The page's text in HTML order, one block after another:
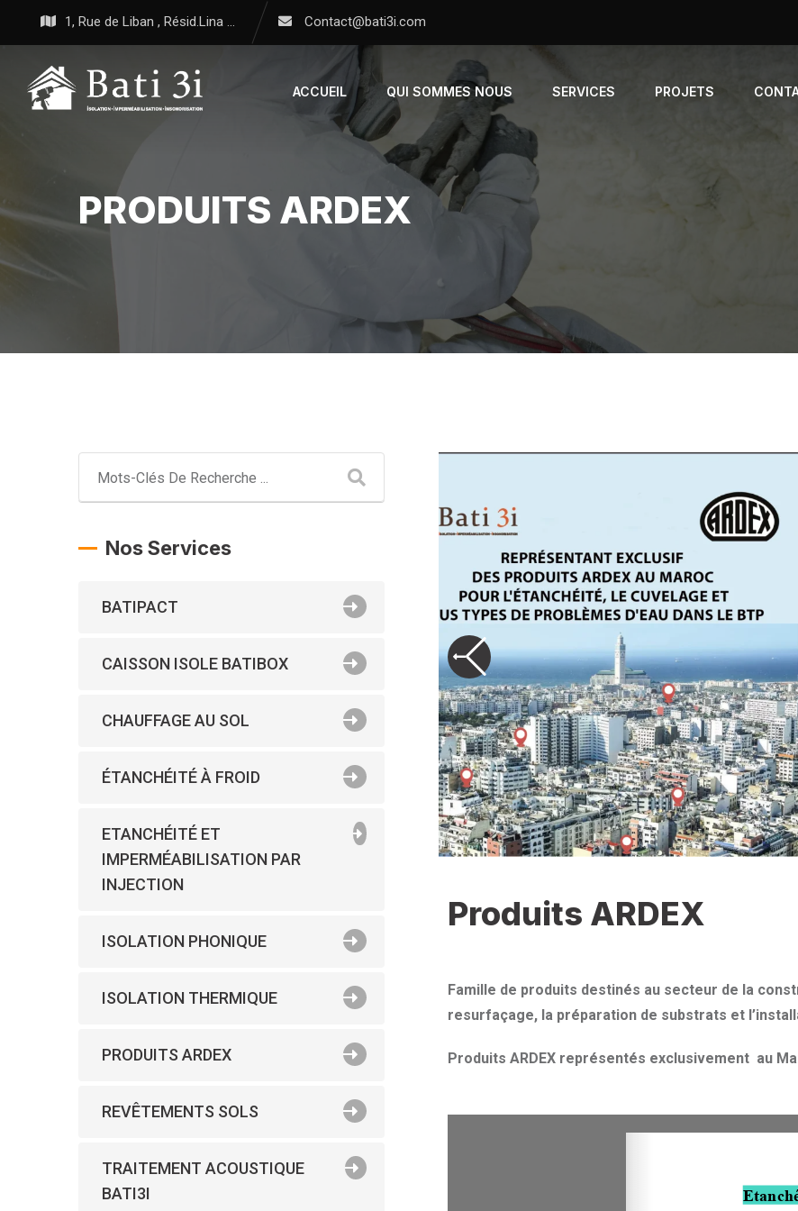
1, Rue de Liban , Résid.Lina ... Contact@bati3i.com
ACCUEIL QUI SOMMES NOUS SERVICES PROJETS
PRODUITS ARDEX
Nos Services
BATIPACT
CAISSON ISOLE BATIBOX
CHAUFFAGE AU SOL
ÉTANCHÉITÉ À FROID
ETANCHÉITÉ ET
IMPERMÉABILISATION PAR
INJECTION
ISOLATION PHONIQUE
ISOLATION THERMIQUE
PRODUITS ARDEX
REVÊTEMENTS SOLS
TRAITEMENT ACOUSTIQUE
BATI3I
Produits ARDEX
Famille de produits destinés au secteur de la
resurfaçage, la préparation de substrats et
Produits ARDEX représentés exclusivement au